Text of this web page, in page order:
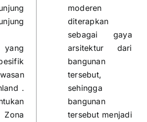
yang
.
moderen
diterapkan
sebagai gaya
arsitektur dari
bangunan
tersebut,
sehingga
bangunan
tersebut menjadi